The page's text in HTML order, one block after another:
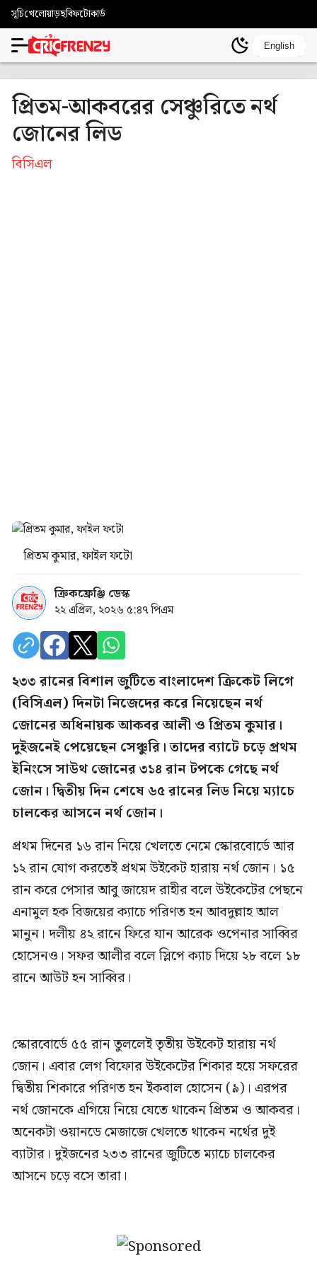
সূচিখেলোয়াড়ছবিফটোকার্ড
English
প্রিতম-আকবরের সেঞ্চুরিতে নর্থ
জোনের লিড
বিসিএল
প্রিতম কুমার, ফাইল ফটো
ক্রিকফ্রেঞ্জি ডেস্ক
২২ এপ্রিল, ২০২৬ ৫:৪৭ পিএম
২৩৩ রানের বিশাল জুটিতে বাংলাদেশ ক্রিকেট লিগে
(বিসিএল) দিনটা নিজেদের করে নিয়েছেন নর্থ
জোনের অধিনায়ক আকবর আলী ও প্রিতম কুমার।
দুইজনেই পেয়েছেন সেঞ্চুরি। তাদের ব্যাটে চড়ে প্রথম
ইনিংসে সাউথ জোনের ৩১৪ রান টপকে গেছে নর্থ
জোন। দ্বিতীয় দিন শেষে ৬৫ রানের লিড নিয়ে ম্যাচে
চালকের আসনে নর্থ জোন।
প্রথম দিনের ১৬ রান নিয়ে খেলতে নেমে স্কোরবোর্ডে আর
১২ রান যোগ করতেই প্রথম উইকেট হারায় নর্থ জোন। ১৫
রান করে পেসার আবু জায়েদ রাহীর বলে উইকেটের পেছনে
এনামুল হক বিজয়ের ক্যাচে পরিণত হন আবদুল্লাহ আল
মানুন। দলীয় ৪২ রানে ফিরে যান আরেক ওপেনার সাব্বির
হোসেনও। সফর আলীর বলে স্লিপে ক্যাচ দিয়ে ২৮ বলে ১৮
রানে আউট হন সাব্বির।
‎স্কোরবোর্ডে ৫৫ রান তুললেই তৃতীয় উইকেট হারায় নর্থ
জোন। এবার লেগ বিফোর উইকেটের শিকার হয়ে সফরের
দ্বিতীয় শিকারে পরিণত হন ইকবাল হোসেন (৯)। এরপর
নর্থ জোনকে এগিয়ে নিয়ে যেতে থাকেন প্রিতম ও আকবর।
অনেকটা ওয়ানডে মেজাজে খেলতে থাকেন নর্থের দুই
ব্যাটার। দুইজনের ২৩৩ রানের জুটিতে ম্যাচে চালকের
আসনে চড়ে বসে তারা।